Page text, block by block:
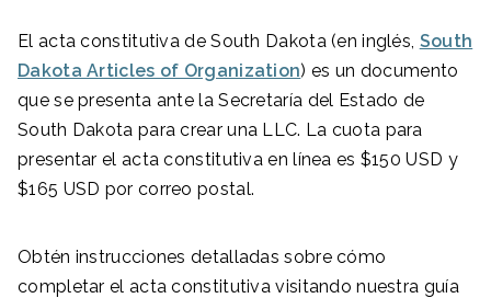
El acta constitutiva de South Dakota (en inglés, South
Dakota Articles of Organization) es un documento
que se presenta ante la Secretaría del Estado de
South Dakota para crear una LLC. La cuota para
presentar el acta constitutiva en línea es $150 USD y
$165 USD por correo postal.
Obtén instrucciones detalladas sobre cómo
completar el acta constitutiva visitando nuestra guía